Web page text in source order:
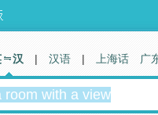
汉 | 汉语 | 上海话 广